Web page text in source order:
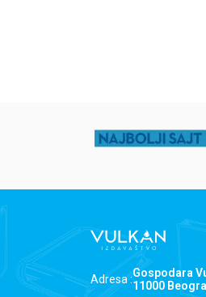
Adresa :Gospodara
11000